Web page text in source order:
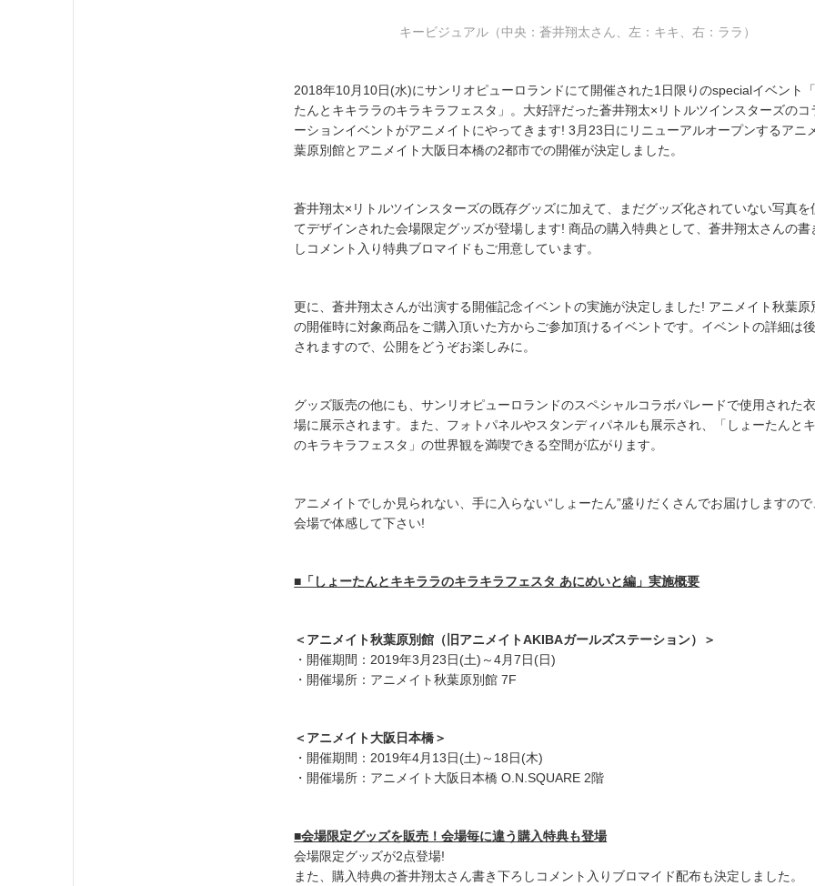
キービジュアル（中央：蒼井翔太さん、左：キキ、右：ララ）
2018年10月10日(水)にサンリオピューロランドにて開催された1日限りのspecialイベント
たんとキキララのキラキラフェスタ」。大好評だった蒼井翔太×リトルツインスターズのコ
ーションイベントがアニメイトにやってきます! 3月23日にリニューアルオープンするアニ
葉原別館とアニメイト大阪日本橋の2都市での開催が決定しました。
蒼井翔太×リトルツインスターズの既存グッズに加えて、まだグッズ化されていない写真を
てデザインされた会場限定グッズが登場します! 商品の購入特典として、蒼井翔太さんの書
しコメント入り特典ブロマイドもご用意しています。
更に、蒼井翔太さんが出演する開催記念イベントの実施が決定しました! アニメイト秋葉原
の開催時に対象商品をご購入頂いた方からご参加頂けるイベントです。イベントの詳細は
されますので、公開をどうぞお楽しみに。
グッズ販売の他にも、サンリオピューロランドのスペシャルコラボパレードで使用された
場に展示されます。また、フォトパネルやスタンディパネルも展示され、「しょーたんと
のキラキラフェスタ」の世界観を満喫できる空間が広がります。
アニメイトでしか見られない、手に入らない“しょーたん”盛りだくさんでお届けしますの
会場で体感して下さい!
■「しょーたんとキキララのキラキラフェスタ あにめいと編」実施概要
＜アニメイト秋葉原別館（旧アニメイトAKIBAガールズステーション）＞
・開催期間：2019年3月23日(土)～4月7日(日)
・開催場所：アニメイト秋葉原別館 7F
＜アニメイト大阪日本橋＞
・開催期間：2019年4月13日(土)～18日(木)
・開催場所：アニメイト大阪日本橋 O.N.SQUARE 2階
■会場限定グッズを販売！会場毎に違う購入特典も登場
会場限定グッズが2点登場!
また、購入特典の蒼井翔太さん書き下ろしコメント入りブロマイド配布も決定しました。